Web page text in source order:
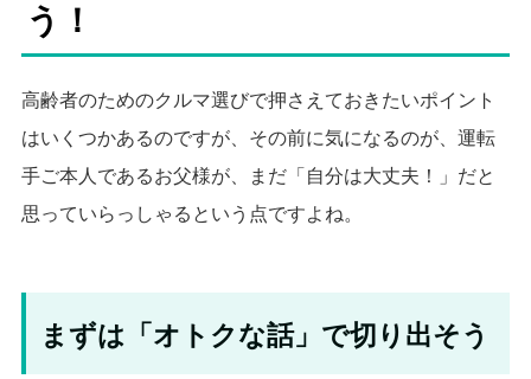
う！
高齢者のためのクルマ選びで押さえておきたいポイント
はいくつかあるのですが、その前に気になるのが、運転
手ご本人であるお父様が、まだ「自分は大丈夫！」だと
思っていらっしゃるという点ですよね。
まずは「オトクな話」で切り出そう